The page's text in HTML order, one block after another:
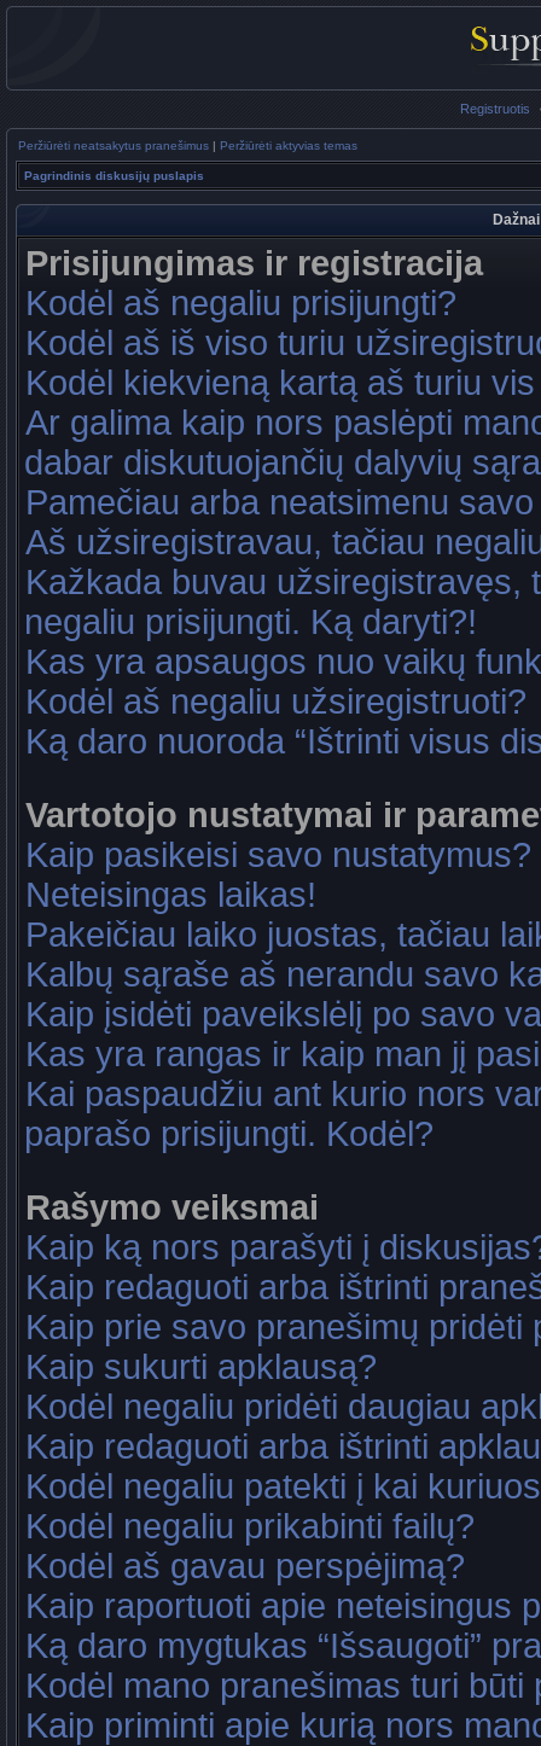
Registruotis
Peržiūrėti neatsakytus pranešimus | Peržiūrėti aktyvias temas
Pagrindinis diskusijų puslapis
Prisijungimas ir registracija
Kodėl aš negaliu prisijungti?
Kodėl aš iš viso turiu
Kodėl kiekvieną kartą aš turiu
Ar galima kaip nors paslėpti
dabar diskutuojančių dalyvių
Pamečiau arba neatsimenu
Aš užsiregistravau, tačiau
Kažkada buvau užsiregistravęs,
negaliu prisijungti. Ką daryti?!
Kas yra apsaugos nuo vaikų
Kodėl aš negaliu užsiregistruoti?
Ką daro nuoroda “Ištrinti visus
Vartotojo nustatymai ir
Kaip pasikeisi savo nustatymus?
Neteisingas laikas!
Pakeičiau laiko juostas, tačiau
Kalbų sąraše aš nerandu savo
Kaip įsidėti paveikslėlį po savo
Kas yra rangas ir kaip man jį
Kai paspaudžiu ant kurio nors
paprašo prisijungti. Kodėl?
Rašymo veiksmai
Kaip ką nors parašyti į
Kaip redaguoti arba ištrinti
Kaip prie savo pranešimų pridėti
Kaip sukurti apklausą?
Kodėl negaliu pridėti daugiau
Kaip redaguoti arba ištrinti
Kodėl negaliu patekti į kai
Kodėl negaliu prikabinti failų?
Kodėl aš gavau perspėjimą?
Kaip raportuoti apie neteisingus
Ką daro mygtukas “Išsaugoti”
Kodėl mano pranešimas turi būti
Kaip priminti apie kurią nors